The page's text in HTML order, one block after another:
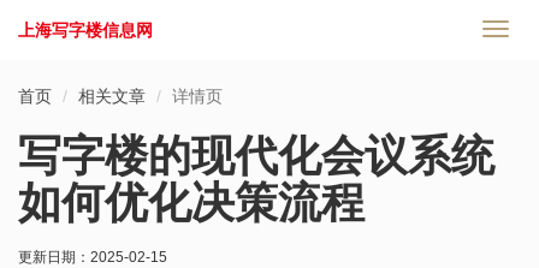
切
上海写字楼信息网
首页 相关文章 详情页
写字楼的现代化会议系统
如何优化决策流程
更新日期： 2025-02-15